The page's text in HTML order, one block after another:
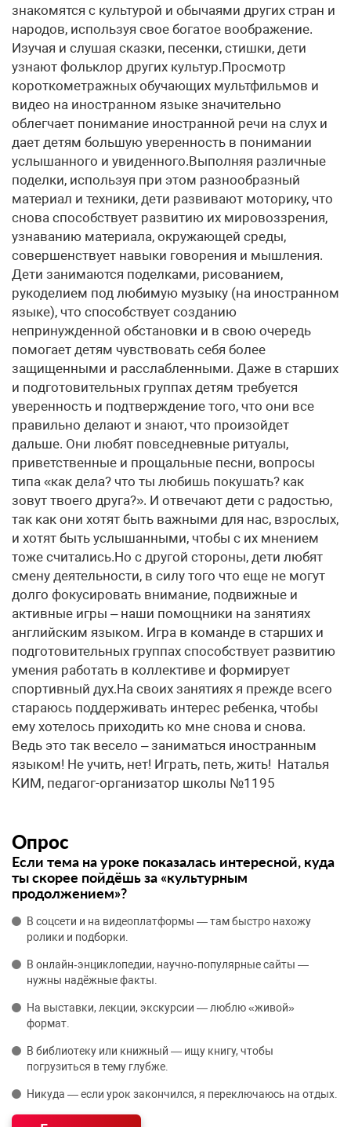
знакомятся с культурой и обычаями других стран и
народов, используя свое богатое воображение.
Изучая и слушая сказки, песенки, стишки, дети
узнают фольклор других культур.Просмотр
короткометражных обучающих мультфильмов и
видео на иностранном языке значительно
облегчает понимание иностранной речи на слух и
дает детям большую уверенность в понимании
услышанного и увиденного.Выполняя различные
поделки, используя при этом разнообразный
материал и техники, дети развивают моторику, что
снова способствует развитию их мировоззрения,
узнаванию материала, окружающей среды,
совершенствует навыки говорения и мышления.
Дети занимаются поделками, рисованием,
рукоделием под любимую музыку (на иностранном
языке), что способствует созданию
непринужденной обстановки и в свою очередь
помогает детям чувствовать себя более
защищенными и расслабленными. Даже в старших
и подготовительных группах детям требуется
уверенность и подтверждение того, что они все
правильно делают и знают, что произойдет
дальше. Они любят повседневные ритуалы,
приветственные и прощальные песни, вопросы
типа «как дела? что ты любишь покушать? как
зовут твоего друга?». И отвечают дети с радостью,
так как они хотят быть важными для нас, взрослых,
и хотят быть услышанными, чтобы с их мнением
тоже считались.Но с другой стороны, дети любят
смену деятельности, в силу того что еще не могут
долго фокусировать внимание, подвижные и
активные игры – наши помощники на занятиях
английским языком. Игра в команде в старших и
подготовительных группах способствует развитию
умения работать в коллективе и формирует
спортивный дух.На своих занятиях я прежде всего
стараюсь поддерживать интерес ребенка, чтобы
ему хотелось приходить ко мне снова и снова.
Ведь это так весело – заниматься иностранным
языком! Не учить, нет! Играть, петь, жить! Наталья
КИМ, педагог-организатор школы №1195
Опрос
Если тема на уроке показалась интересной, куда
ты скорее пойдёшь за «культурным
продолжением»?
В соцсети и на видеоплатформы — там быстро нахожу
ролики и подборки.
В онлайн‑энциклопедии, научно‑популярные сайты —
нужны надёжные факты.
На выставки, лекции, экскурсии — люблю «живой»
формат.
В библиотеку или книжный — ищу книгу, чтобы
погрузиться в тему глубже.
Никуда — если урок закончился, я переключаюсь на отдых.